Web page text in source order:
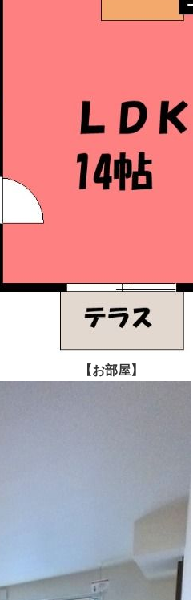
【お部屋】